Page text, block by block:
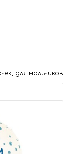
для мальчиков